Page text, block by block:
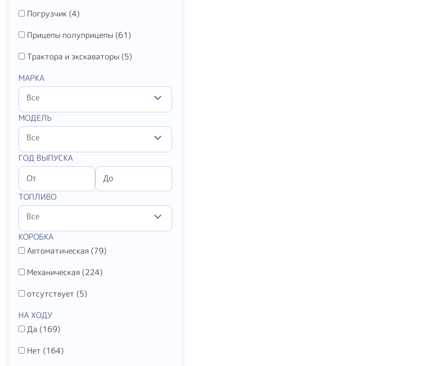
Погрузчик (4)
Прицепы полуприцепы (61)
Трактора и экскаваторы (5)
МАРКА
Все
МОДЕЛЬ
Все
ГОД ВЫПУСКА
ТОПЛИВО
Все
КОРОБКА
Автоматическая (79)
Механическая (224)
отсутствует (5)
НА ХОДУ
Да (169)
Нет (164)